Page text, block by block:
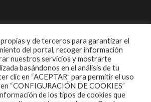
-CODETIPITHEME
y de terceros para garantizar el
del portal, recoger información
nuestros servicios y mostrarte
basándonos en el análisis de tu
clic en “ACEPTAR” para permitir el uso
“CONFIGURACIÓN DE COOKIES”
de los tipos de cookies que